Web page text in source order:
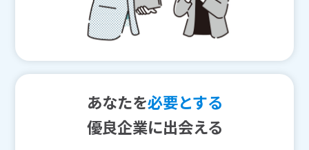
あなたを必要とする
優良企業に出会える